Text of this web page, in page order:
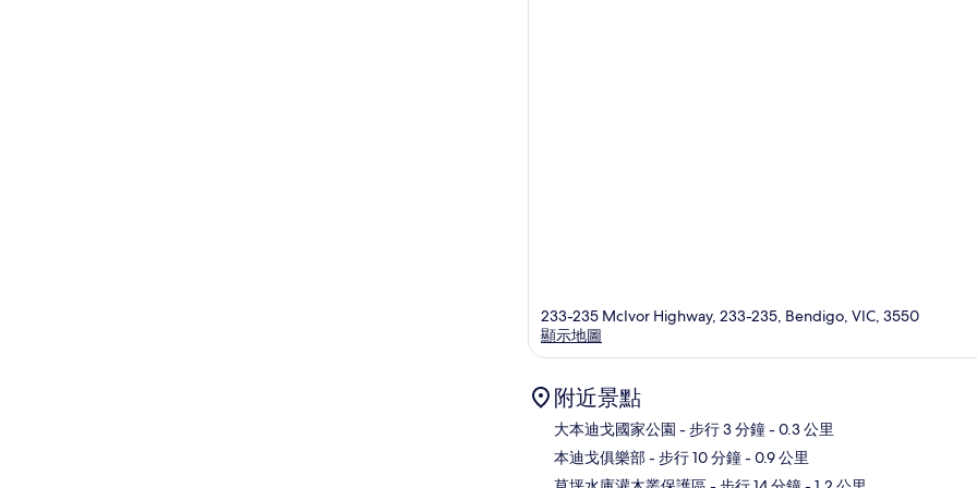
233-235 McIvor Highway, 233-235, Bendigo, VIC, 3550
顯示地圖
附近景點
大本迪戈國家公園 - 步行 3 分鐘- 0.3 公里
本迪戈俱樂部- 步行 10 分鐘- 0.9 公里